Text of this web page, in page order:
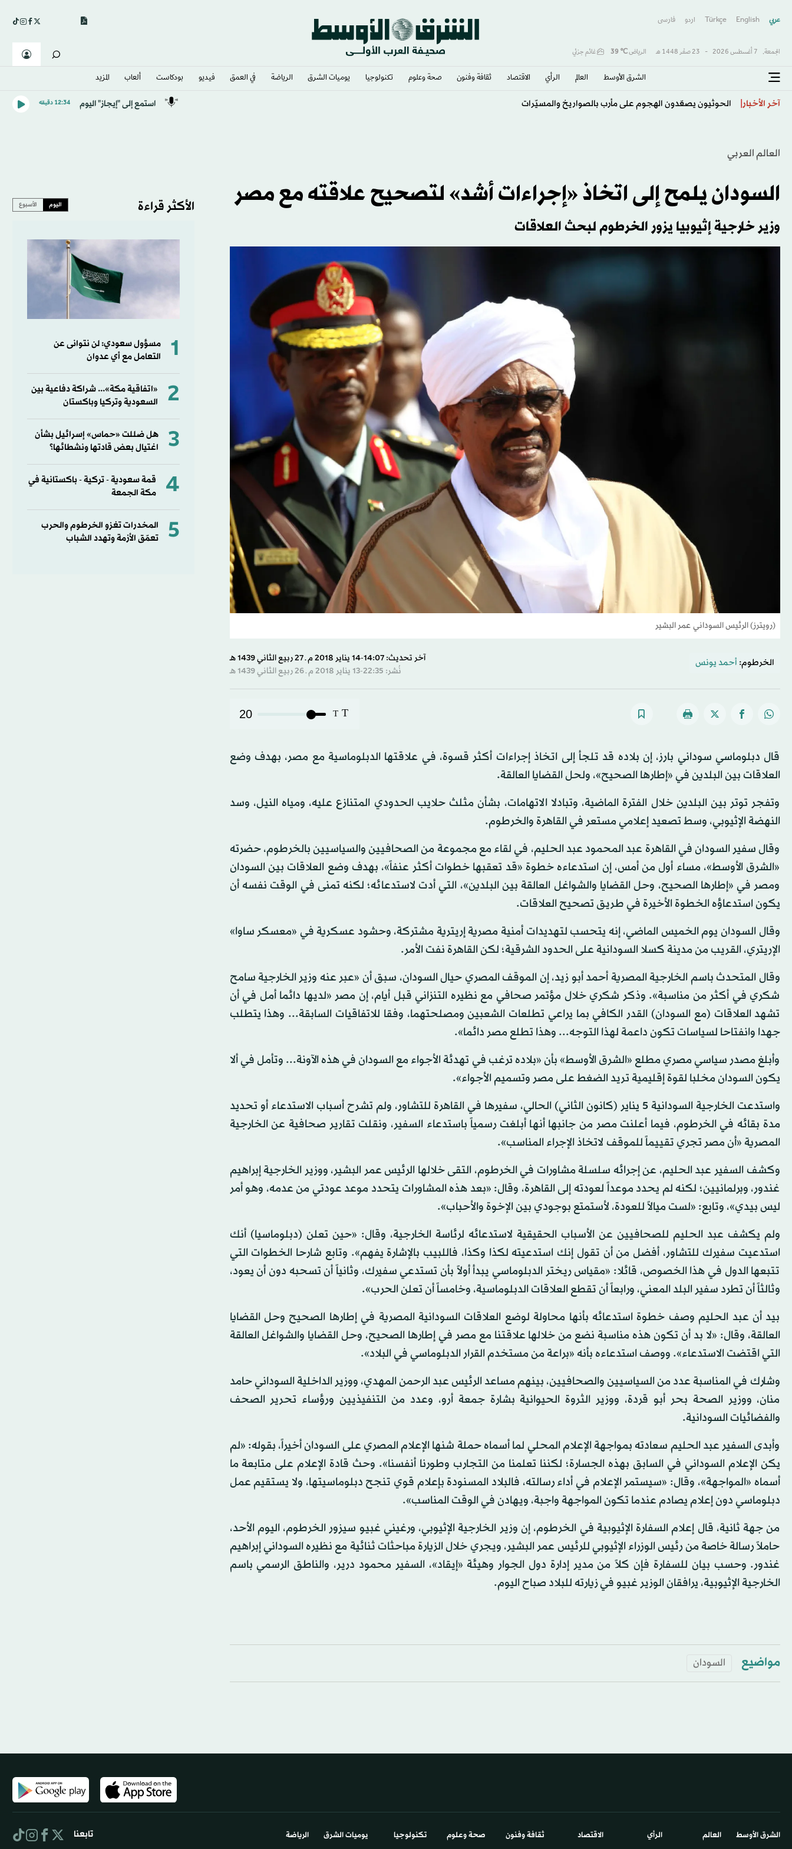
عربي English
Türkçe اردو فارسى
الجمعة, 7 أغسطس 2026 - 23 صفَر 1448 هـ الرياض℃
39 غائم جزئي
الشرق الأوسط​ العالم الرأي الاقتصاد ثقافة وفنون صحة وعلوم تكنولوجيا يوميات الشرق​ الرياضة في العمق فيديو بودكاست ألعاب المزيد
آخر الأخبار توقف تصدير النفط الإيراني جراء الحصار البحري الأميركي استمع إلى "إيجاز" اليوم 12:34 دقيقه
العالم العربي
السودان يلمح إلى اتخاذ «إجراءات أشد» لتصحيح علاقته مع مصر
وزير خارجية إثيوبيا يزور الخرطوم لبحث العلاقات
(رويترز) الرئيس السوداني عمر البشير
الخرطوم: أحمد يونس
آخر تحديث: 14:07-14 يناير 2018 م ـ 27 ربيع الثاني 1439 هـ
نُشر: 22:35-13 يناير 2018 م ـ 26 ربيع الثاني 1439 هـ
T
T
20
قال دبلوماسي سوداني بارز، إن بلاده قد تلجأ إلى اتخاذ إجراءات أكثر قسوة، في علاقتها الدبلوماسية مع مصر، بهدف وضع
العلاقات بين البلدين في «إطارها الصحيح»، ولحل القضايا العالقة.
وتفجر توتر بين البلدين خلال الفترة الماضية، وتبادلا الاتهامات، بشأن مثلث حلايب الحدودي المتنازع عليه، ومياه النيل، وسد
النهضة الإثيوبي، وسط تصعيد إعلامي مستعر في القاهرة والخرطوم.
وقال سفير السودان في القاهرة عبد المحمود عبد الحليم، في لقاء مع مجموعة من الصحافيين والسياسيين بالخرطوم، حضرته
«الشرق الأوسط»، مساء أول من أمس، إن استدعاءه خطوة «قد تعقبها خطوات أكثر عنفاً»، بهدف وضع العلاقات بين السودان
ومصر في «إطارها الصحيح، وحل القضايا والشواغل العالقة بين البلدين»، التي أدت لاستدعائه؛ لكنه تمنى في الوقت نفسه أن
يكون استدعاؤه الخطوة الأخيرة في طريق تصحيح العلاقات.
وقال السودان يوم الخميس الماضي، إنه يتحسب لتهديدات أمنية مصرية إريترية مشتركة، وحشود عسكرية في «معسكر ساوا»
الإريتري، القريب من مدينة كسلا السودانية على الحدود الشرقية؛ لكن القاهرة نفت الأمر.
وقال المتحدث باسم الخارجية المصرية أحمد أبو زيد، إن الموقف المصري حيال السودان، سبق أن «عبر عنه وزير الخارجية سامح
شكري في أكثر من مناسبة». وذكر شكري خلال مؤتمر صحافي مع نظيره التنزاني قبل أيام، إن مصر «لديها دائما أمل في أن
تشهد العلاقات (مع السودان) القدر الكافي بما يراعي تطلعات الشعبين ومصلحتهما، وفقا للاتفاقيات السابقة... وهذا يتطلب
جهدا وانفتاحا لسياسات تكون داعمة لهذا التوجه... وهذا تطلع مصر دائما».
وأبلغ مصدر سياسي مصري مطلع «الشرق الأوسط» بأن «بلاده ترغب في تهدئة الأجواء مع السودان في هذه الآونة... وتأمل في ألا
يكون السودان مخلبا لقوة إقليمية تريد الضغط على مصر وتسميم الأجواء».
واستدعت الخارجية السودانية 5 يناير (كانون الثاني) الحالي، سفيرها في القاهرة للتشاور، ولم تشرح أسباب الاستدعاء أو تحديد
مدة بقائه في الخرطوم، فيما أعلنت مصر من جانبها أنها أبلغت رسمياً باستدعاء السفير، ونقلت تقارير صحافية عن الخارجية
المصرية «أن مصر تجري تقييماً للموقف لاتخاذ الإجراء المناسب».
وكشف السفير عبد الحليم، عن إجرائه سلسلة مشاورات في الخرطوم، التقى خلالها الرئيس عمر البشير، ووزير الخارجية إبراهيم
غندور، وبرلمانيين؛ لكنه لم يحدد موعداً لعودته إلى القاهرة، وقال: «بعد هذه المشاورات يتحدد موعد عودتي من عدمه، وهو أمر
ليس بيدي»، وتابع: «لست ميالاً للعودة، لأستمتع بوجودي بين الإخوة والأحباب».
ولم يكشف عبد الحليم للصحافيين عن الأسباب الحقيقية لاستدعائه لرئاسة الخارجية، وقال: «حين تعلن (دبلوماسيا) أنك
استدعيت سفيرك للتشاور، أفضل من أن تقول إنك استدعيته لكذا وكذا، فاللبيب بالإشارة يفهم». وتابع شارحا الخطوات التي
تتبعها الدول في هذا الخصوص، قائلا: «مقياس ريختر الدبلوماسي يبدأ أولاً بأن تستدعي سفيرك، وثانياً أن تسحبه دون أن يعود،
وثالثاً أن تطرد سفير البلد المعني، ورابعاً أن تقطع العلاقات الدبلوماسية، وخامساً أن تعلن الحرب».
بيد أن عبد الحليم وصف خطوة استدعائه بأنها محاولة لوضع العلاقات السودانية المصرية في إطارها الصحيح وحل القضايا
العالقة، وقال: «لا بد أن تكون هذه مناسبة نضع من خلالها علاقتنا مع مصر في إطارها الصحيح، وحل القضايا والشواغل العالقة
التي اقتضت الاستدعاء». ووصف استدعاءه بأنه «براعة من مستخدم القرار الدبلوماسي في البلاد».
وشارك في المناسبة عدد من السياسيين والصحافيين، بينهم مساعد الرئيس عبد الرحمن المهدي، ووزير الداخلية السوداني حامد
منان، ووزير الصحة بحر أبو قردة، ووزير الثروة الحيوانية بشارة جمعة أرو، وعدد من التنفيذيين ورؤساء تحرير الصحف
والفضائيات السودانية.
وأبدى السفير عبد الحليم سعادته بمواجهة الإعلام المحلي لما أسماه حملة شنها الإعلام المصري على السودان أخيراً، بقوله: «لم
يكن الإعلام السوداني في السابق بهذه الجسارة؛ لكننا تعلمنا من التجارب وطورنا أنفسنا». وحث قادة الإعلام على متابعة ما
أسماه «المواجهة»، وقال: «سيستمر الإعلام في أداء رسالته، فالبلاد المسنودة بإعلام قوي تنجح دبلوماسيتها، ولا يستقيم عمل
دبلوماسي دون إعلام يصادم عندما تكون المواجهة واجبة، ويهادن في الوقت المناسب».
من جهة ثانية، قال إعلام السفارة الإثيوبية في الخرطوم، إن وزير الخارجية الإثيوبي، ورغيني غبيو سيزور الخرطوم، اليوم الأحد،
حاملاً رسالة خاصة من رئيس الوزراء الإثيوبي للرئيس عمر البشير، ويجري خلال الزيارة مباحثات ثنائية مع نظيره السوداني إبراهيم
غندور. وحسب بيان للسفارة فإن كلاً من مدير إدارة دول الجوار وهيئة «إيقاد»، السفير محمود درير، والناطق الرسمي باسم
الخارجية الإثيوبية، يرافقان الوزير غبيو في زيارته للبلاد صباح اليوم.
مواضيع السودان
الأكثر قراءة اليوم الأسبوع
1
مسؤول سعودي: لن نتوانى عن
التعامل مع أي عدوان
2
«اتفاقية مكة»... شراكة دفاعية بين
السعودية وتركيا وباكستان
3
هل ضللت «حماس» إسرائيل بشأن
اغتيال بعض قادتها ونشطائها؟
4
قمة سعودية - تركية - باكستانية في
مكة الجمعة
5
المخدرات تغزو الخرطوم والحرب
تعمّق الأزمة وتهدد الشباب
الشرق الأوسط​ العالم الرأي الاقتصاد ثقافة وفنون صحة وعلوم تكنولوجيا يوميات الشرق​ الرياضة تابعنا